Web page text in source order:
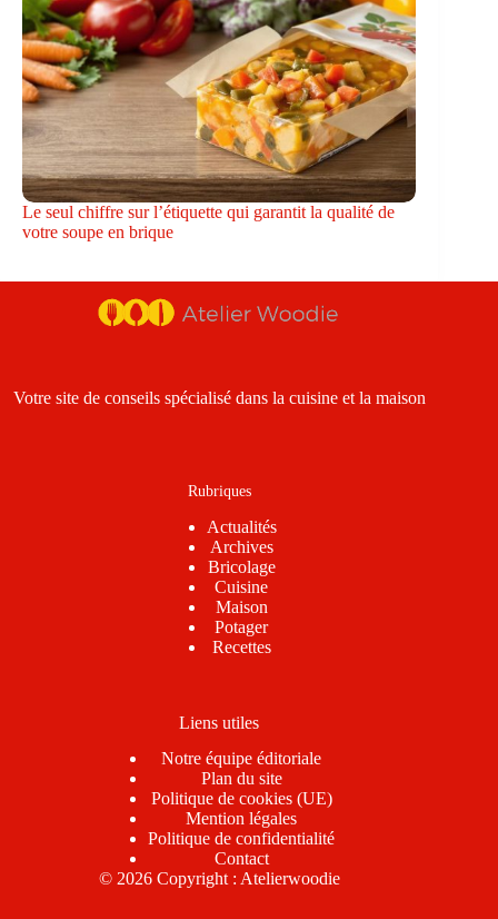
Le seul chiffre sur l’étiquette qui garantit la qualité de
votre soupe en brique
Votre site de conseils spécialisé dans la cuisine et la maison
Rubriques
Actualités
Archives
Bricolage
Cuisine
Maison
Potager
Recettes
Liens utiles
Notre équipe éditoriale
Plan du site
Politique de cookies (UE)
Mention légales
Politique de confidentialité
Contact
© 2026 Copyright : Atelierwoodie